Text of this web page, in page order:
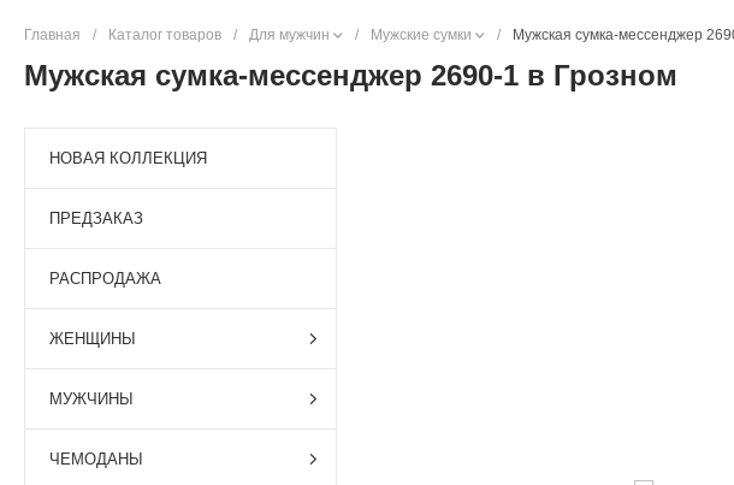
Главная / Каталог товаров / Для мужчин / Мужские сумки / Мужская сумка-мессенджер
Мужская сумка-мессенджер 2690-1 в Грозном
НОВАЯ КОЛЛЕКЦИЯ
ПРЕДЗАКАЗ
РАСПРОДАЖА
ЖЕНЩИНЫ
МУЖЧИНЫ
ЧЕМОДАНЫ